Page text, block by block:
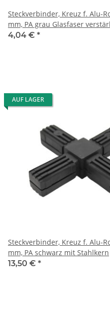
Steckverbinder, Kreuz f. Alu-
mm, PA grau Glasfaser
4,04 € *
AUF LAGER
Steckverbinder, Kreuz f. Alu-
mm, PA schwarz mit Stahlkern
13,50 € *